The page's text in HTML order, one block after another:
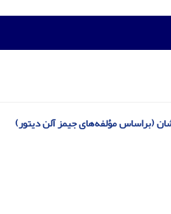
(براساس مؤلفه‌های جیمز آلن دیتور)